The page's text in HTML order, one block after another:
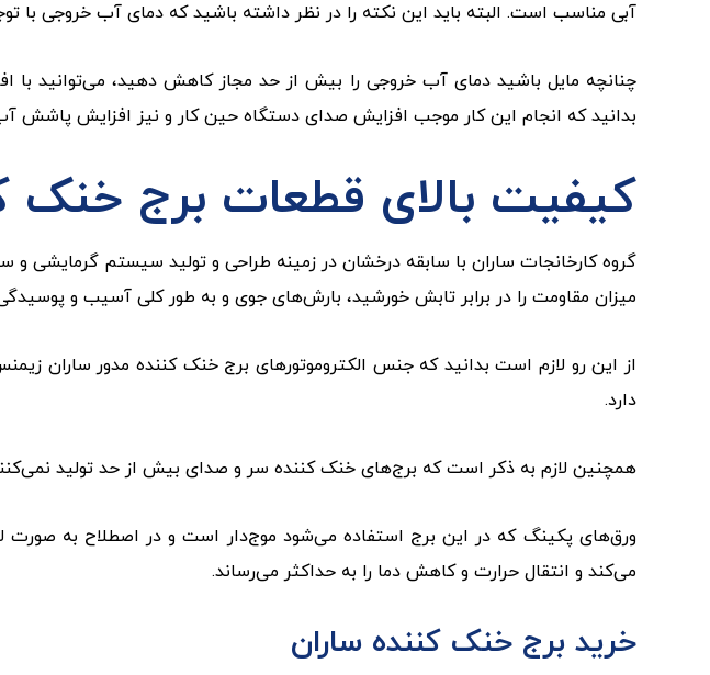
آبی مناسب است. البته باید این نکته را در نظر داشته باشید که دمای آب خروجی
چنانچه مایل باشید دمای آب خروجی را بیش از حد مجاز کاهش دهید، می‌توانید با
بدانید که انجام این کار موجب افزایش صدای دستگاه حین کار و نیز افزایش پاشش
کیفیت بالای قطعات برج خنک
گروه کارخا‌نجات ساران با سابقه درخشان در زمینه طراحی و تولید سیستم گرمایشی و
میزان مقاومت را در برابر تابش خورشید، بارش‌های جوی و به طور کلی آسیب و پوسیدگی
دارد.
همچنین لازم به ذکر است که برج‌های خنک کننده سر و صدای بیش از حد تولید
ورق‌های پکینگ که در این برج استفاده می‌شود موج‌دار است و در اصطلاح به صورت
می‌کند و انتقال حرارت و کاهش دما را به حداکثر می‌رساند.
خرید برج خنک کننده ساران